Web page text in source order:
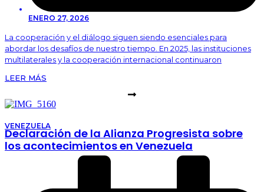
ENERO 27, 2026
La cooperación y el diálogo siguen siendo esenciales para
abordar los desafíos de nuestro tiempo. En 2025, las instituciones
multilaterales y la cooperación internacional continuaron
LEER MÁS
VENEZUELA
Declaración de la Alianza Progresista sobre
los acontecimientos en Venezuela